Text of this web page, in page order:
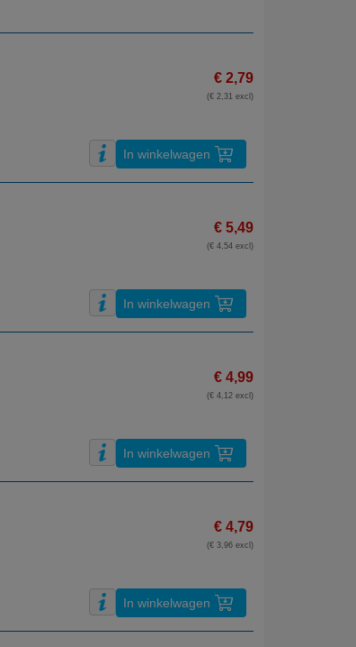
€ 2,79
(€ 2,31 excl)
In winkelwagen
€ 5,49
(€ 4,54 excl)
In winkelwagen
€ 4,99
(€ 4,12 excl)
In winkelwagen
€ 4,79
(€ 3,96 excl)
In winkelwagen